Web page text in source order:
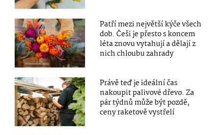
Patří mezi největší kýče všech
dob. Češi je přesto s koncem
léta znovu vytahují a dělají z
nich chloubu zahrady
Právě teď je ideální čas
nakoupit palivové dřevo. Za
pár týdnů může být pozdě,
ceny raketově vystřelí